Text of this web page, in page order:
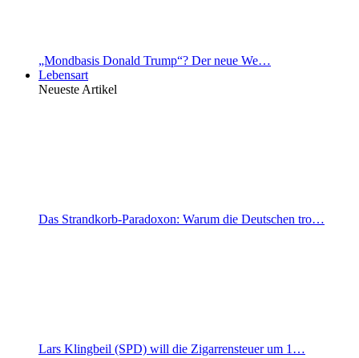
„Mondbasis Donald Trump“? Der neue We…
Lebensart
Neueste Artikel
Das Strandkorb-Paradoxon: Warum die Deutschen tro…
Lars Klingbeil (SPD) will die Zigarrensteuer um 1…